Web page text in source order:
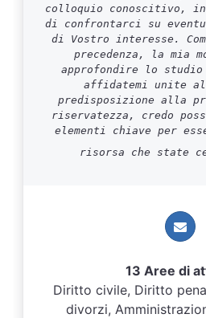
colloquio conoscitivo, in
di confrontarci su
di Vostro interesse.
precedenza, la mia
approfondire lo
affidatemi unite
predisposizione alla
riservatezza, credo
elementi chiave per
risorsa che state
13 Aree di
Diritto civile, Diritto
divorzi,